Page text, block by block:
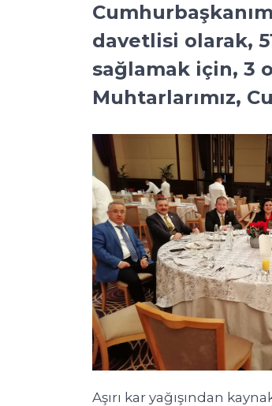
davetlisi olarak,
sağlamak için, 3
Muhtarlarımız,
Aşırı kar yağışından